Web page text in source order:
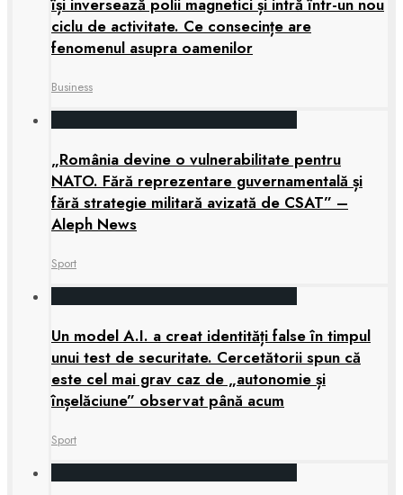
își inversează polii magnetici și intră într-un nou
ciclu de activitate. Ce consecințe are
fenomenul asupra oamenilor
Business
„România devine o vulnerabilitate pentru
NATO. Fără reprezentare guvernamentală și
fără strategie militară avizată de CSAT” –
Aleph News
Sport
Un model A.I. a creat identități false în timpul
unui test de securitate. Cercetătorii spun că
este cel mai grav caz de „autonomie și
înșelăciune” observat până acum
Sport